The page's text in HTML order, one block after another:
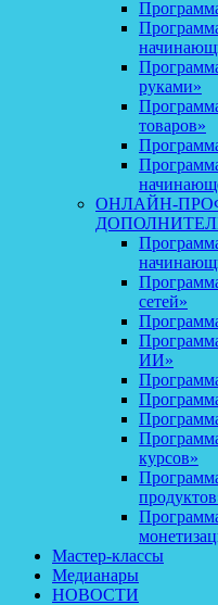
руками»
товаров»
ОНЛАЙН-
сетей»
ИИ»
курсов»
Мастер-классы
Медианары
НОВОСТИ